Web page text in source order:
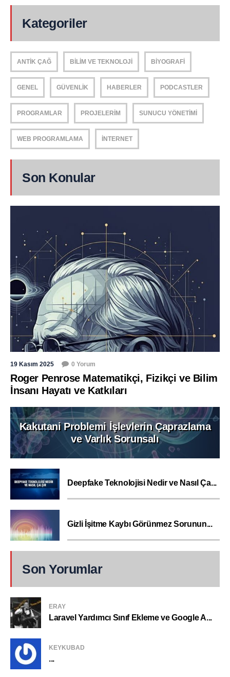
Kategoriler
ANTIK ÇAĞ BILIM VE TEKNOLOJI BIYOGRAFI
GENEL GÜVENLIK HABERLER PODCASTLER
PROGRAMLAR PROJELERIM SUNUCU YÖNETIMI
WEB PROGRAMLAMA İNTERNET
Son Konular
19 Kasım 2025 0 Yorum
Roger Penrose Matematikçi, Fizikçi ve Bilim
İnsanı Hayatı ve Katkıları
Kakutani Problemi İşlevlerin Çaprazlama
ve Varlık Sorunsalı
Deepfake Teknolojisi Nedir ve Nasıl Ça...
Gizli İşitme Kaybı Görünmez Sorunun...
Son Yorumlar
ERAY
Laravel Yardımcı Sınıf Ekleme ve Google A...
KEYKUBAD
...